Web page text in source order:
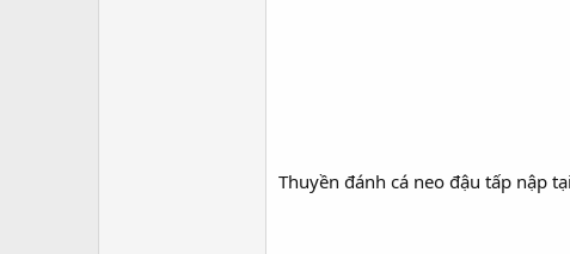
Thuyền đánh cá neo đậu tấp nập